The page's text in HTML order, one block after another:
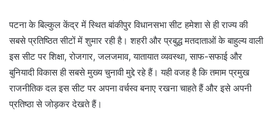
पटना के बिल्कुल केंद्र में स्थित बांकीपुर विधानसभा सीट हमेशा से ही राज्य की
सबसे प्रतिष्ठित सीटों में शुमार रही है। शहरी और प्रबुद्ध मतदाताओं के बाहुल्य वाली
इस सीट पर शिक्षा, रोजगार, जलजमाव, यातायात व्यवस्था, साफ-सफाई और
बुनियादी विकास ही सबसे मुख्य चुनावी मुद्दे रहे हैं। यही वजह है कि तमाम प्रमुख
राजनीतिक दल इस सीट पर अपना वर्चस्व बनाए रखना चाहते हैं और इसे अपनी
प्रतिष्ठा से जोड़कर देखते हैं।